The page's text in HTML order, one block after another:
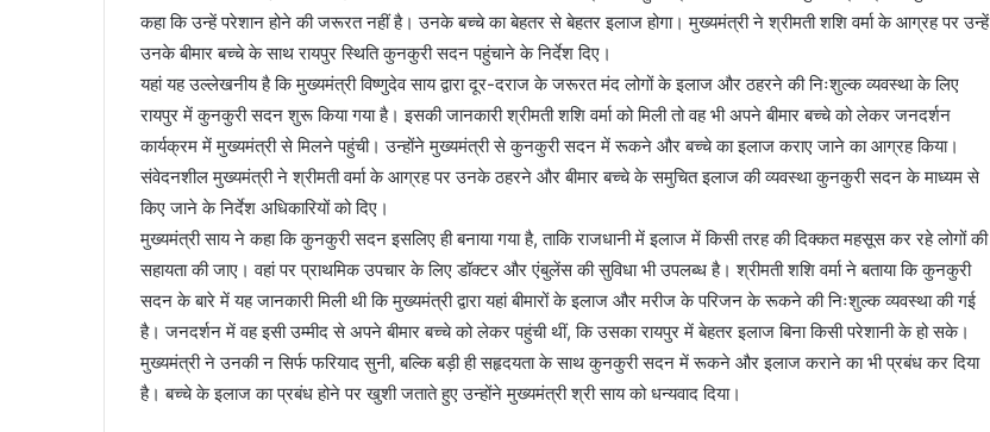
कहा कि उन्हें परेशान होने की जरूरत नहीं है। उनके बच्चे का बेहतर से बेहतर इलाज होगा। मुख्यमंत्री ने श्रीमती शशि वर्मा के आग्रह पर उन्हें
उनके बीमार बच्चे के साथ रायपुर स्थिति कुनकुरी सदन पहुंचाने के निर्देश दिए।
यहां यह उल्लेखनीय है कि मुख्यमंत्री विष्णुदेव साय द्वारा दूर-दराज के जरूरत मंद लोगों के इलाज और ठहरने की निःशुल्क व्यवस्था के लिए
रायपुर में कुनकुरी सदन शुरू किया गया है। इसकी जानकारी श्रीमती शशि वर्मा को मिली तो वह भी अपने बीमार बच्चे को लेकर जनदर्शन
कार्यक्रम में मुख्यमंत्री से मिलने पहुंची। उन्होंने मुख्यमंत्री से कुनकुरी सदन में रूकने और बच्चे का इलाज कराए जाने का आग्रह किया।
संवेदनशील मुख्यमंत्री ने श्रीमती वर्मा के आग्रह पर उनके ठहरने और बीमार बच्चे के समुचित इलाज की व्यवस्था कुनकुरी सदन के माध्यम से
किए जाने के निर्देश अधिकारियों को दिए।
मुख्यमंत्री साय ने कहा कि कुनकुरी सदन इसलिए ही बनाया गया है, ताकि राजधानी में इलाज में किसी तरह की दिक्कत महसूस कर रहे लोगों की
सहायता की जाए। वहां पर प्राथमिक उपचार के लिए डॉक्टर और एंबुलेंस की सुविधा भी उपलब्ध है। श्रीमती शशि वर्मा ने बताया कि कुनकुरी
सदन के बारे में यह जानकारी मिली थी कि मुख्यमंत्री द्वारा यहां बीमारों के इलाज और मरीज के परिजन के रूकने की निःशुल्क व्यवस्था की गई
है। जनदर्शन में वह इसी उम्मीद से अपने बीमार बच्चे को लेकर पहुंची थीं, कि उसका रायपुर में बेहतर इलाज बिना किसी परेशानी के हो सके।
मुख्यमंत्री ने उनकी न सिर्फ फरियाद सुनी, बल्कि बड़ी ही सहृदयता के साथ कुनकुरी सदन में रूकने और इलाज कराने का भी प्रबंध कर दिया
है। बच्चे के इलाज का प्रबंध होने पर खुशी जताते हुए उन्होंने मुख्यमंत्री श्री साय को धन्यवाद दिया।